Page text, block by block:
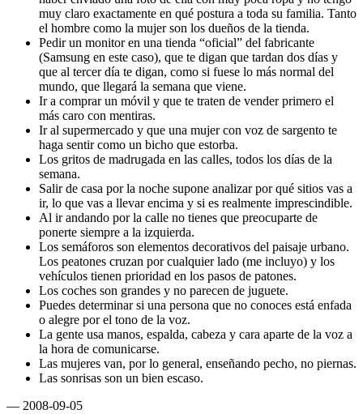
muy claro exactamente en qué postura a toda su familia. Tanto
el hombre como la mujer son los dueños de la tienda.
Pedir un monitor en una tienda “oficial” del fabricante
(Samsung en este caso), que te digan que tardan dos días y
que al tercer día te digan, como si fuese lo más normal del
mundo, que llegará la semana que viene.
Ir a comprar un móvil y que te traten de vender primero el
más caro con mentiras.
Ir al supermercado y que una mujer con voz de sargento te
haga sentir como un bicho que estorba.
Los gritos de madrugada en las calles, todos los días de la
semana.
Salir de casa por la noche supone analizar por qué sitios vas a
ir, lo que vas a llevar encima y si es realmente imprescindible.
Al ir andando por la calle no tienes que preocuparte de
ponerte siempre a la izquierda.
Los semáforos son elementos decorativos del paisaje urbano.
Los peatones cruzan por cualquier lado (me incluyo) y los
vehículos tienen prioridad en los pasos de patones.
Los coches son grandes y no parecen de juguete.
Puedes determinar si una persona que no conoces está enfada
o alegre por el tono de la voz.
La gente usa manos, espalda, cabeza y cara aparte de la voz a
la hora de comunicarse.
Las mujeres van, por lo general, enseñando pecho, no piernas.
Las sonrisas son un bien escaso.
— 2008-09-05